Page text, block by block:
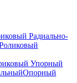
Радиально-
Упорный
Опорный